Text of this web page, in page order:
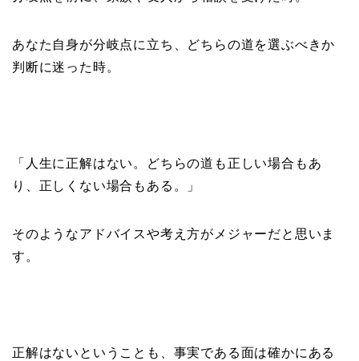
あなた自身が分岐点に立ち、どちらの道を選ぶべきか
判断に迷った時。
「人生に正解はない。どちらの道も正しい場合もあ
り、正しくない場合もある。」
そのようなアドバイスや考え方がメジャーだと思いま
す。
正解はないということも、事実である面は確かにある